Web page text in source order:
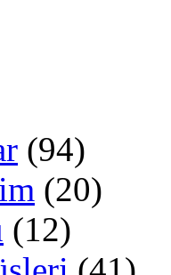
(94)
(20)
(12)